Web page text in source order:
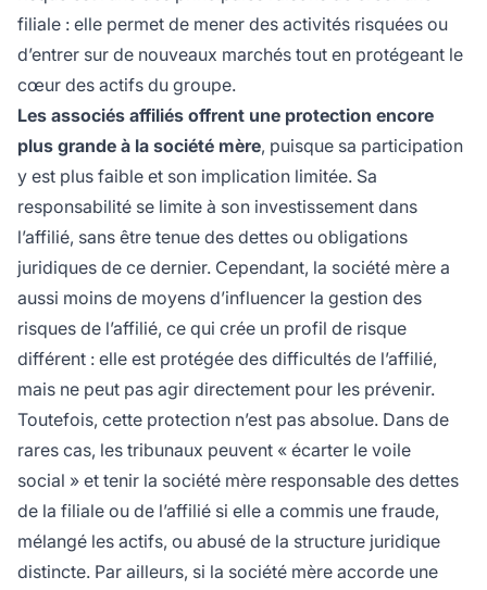
filiale : elle permet de mener des activités risquées ou
d’entrer sur de nouveaux marchés tout en protégeant le
cœur des actifs du groupe.
Les associés affiliés offrent une protection encore
plus grande à la société mère, puisque sa participation
y est plus faible et son implication limitée. Sa
responsabilité se limite à son investissement dans
l’affilié, sans être tenue des dettes ou obligations
juridiques de ce dernier. Cependant, la société mère a
aussi moins de moyens d’influencer la gestion des
risques de l’affilié, ce qui crée un profil de risque
différent : elle est protégée des difficultés de l’affilié,
mais ne peut pas agir directement pour les prévenir.
Toutefois, cette protection n’est pas absolue. Dans de
rares cas, les tribunaux peuvent « écarter le voile
social » et tenir la société mère responsable des dettes
de la filiale ou de l’affilié si elle a commis une fraude,
mélangé les actifs, ou abusé de la structure juridique
distincte. Par ailleurs, si la société mère accorde une